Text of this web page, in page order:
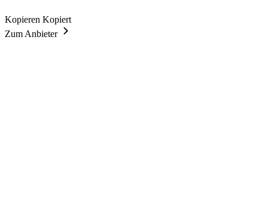
Kopieren Kopiert
Zum Anbieter